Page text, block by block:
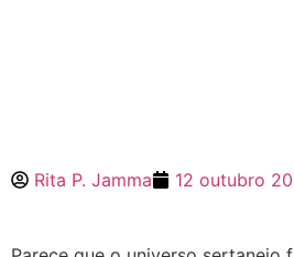
Rita P. Jamma 12 outubro